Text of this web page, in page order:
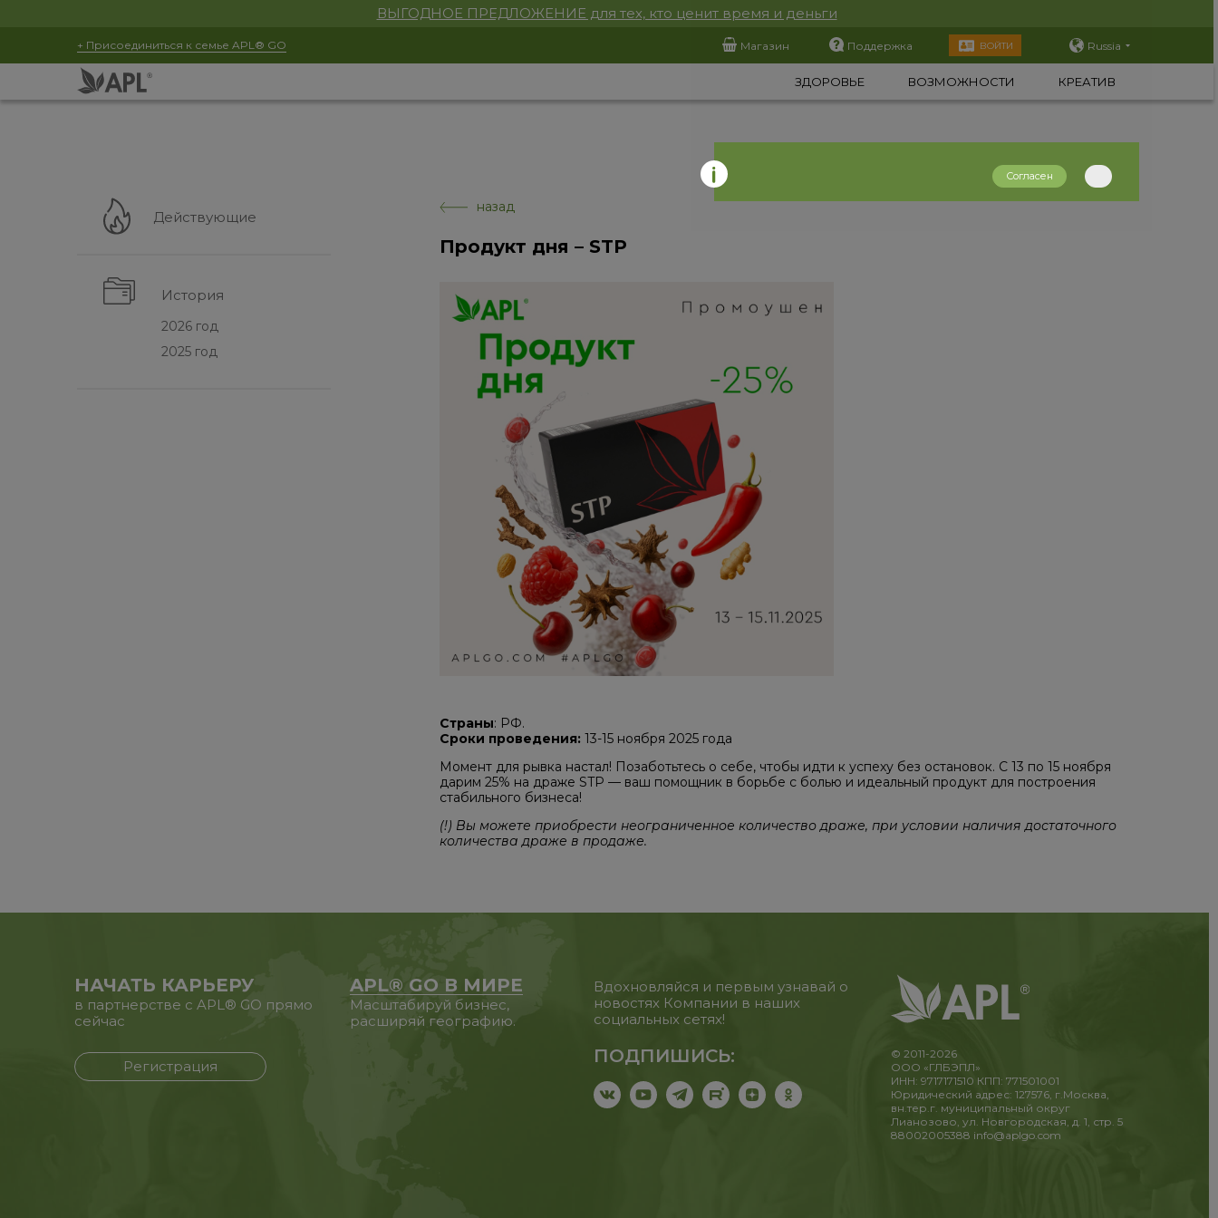
ВЫГОДНОЕ ПРЕДЛОЖЕНИЕ для тех, кто ценит время и деньги
+ Присоединиться к семье APL® GO Магазин Поддержка ВОЙТИ Russia
ЗДОРОВЬЕ ВОЗМОЖНОСТИ КРЕАТИВ
Действующие
История
2026 год
2025 год
назад
Продукт дня – STP
Страны: РФ.
Сроки проведения: 13-15 ноября 2025 года
Момент для рывка настал! Позаботьтесь о себе, чтобы идти к успеху без остановок. С 13 по 15 ноября
дарим 25% на драже STP — ваш помощник в борьбе с болью и идеальный продукт для построения
стабильного бизнеса!
(!) Вы можете приобрести неограниченное количество драже, при условии наличия достаточного
количества драже в продаже.
НАЧАТЬ КАРЬЕРУ
в партнерстве с APL® GO прямо
сейчас
Регистрация
APL® GO В МИРЕ
Масштабируй бизнес,
расширяй географию.
Вдохновляйся и первым узнавай о
новостях Компании в наших
социальных сетях!
ПОДПИШИСЬ:
© 2011-2026
ООО «ГЛБЭПЛ»
ИНН: 9717171510 КПП: 771501001
Юридический адрес: 127576, г.Москва,
вн.тер.г. муниципальный округ
Лианозово, ул. Новгородская, д. 1, стр. 5
88002005388 info@aplgo.com
Согласен